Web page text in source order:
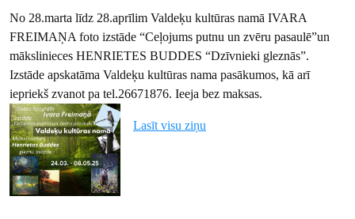
No 28.marta līdz 28.aprīlim Valdeķu kultūras namā IVARA
FREIMAŅA foto izstāde “Ceļojums putnu un zvēru pasaulē”un
mākslinieces HENRIETES BUDDES “Dzīvnieki gleznās”.
Izstāde apskatāma Valdeķu kultūras nama pasākumos, kā arī
iepriekš zvanot pa tel.26671876. Ieeja bez maksas.
Lasīt visu ziņu